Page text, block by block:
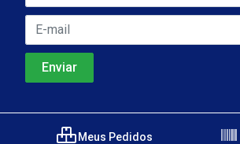
Meus Pedidos